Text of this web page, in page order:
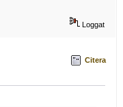
Loggat
Citera